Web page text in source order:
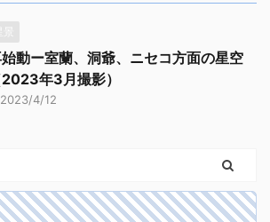
動ー室蘭、洞爺、ニセコ方面の星空
2023年3月撮影）
2023/4/12